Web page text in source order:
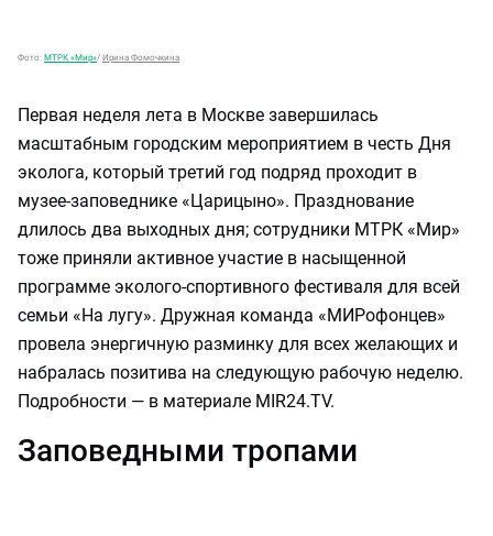
Фото: МТРК «Мир»/ Ирина Фомочкина
Первая неделя лета в Москве завершилась
масштабным городским мероприятием в честь Дня
эколога, который третий год подряд проходит в
музее‑заповеднике «Царицыно». Празднование
длилось два выходных дня; сотрудники МТРК «Мир»
тоже приняли активное участие в насыщенной
программе эколого‑спортивного фестиваля для всей
семьи «На лугу». Дружная команда «МИРофонцев»
провела энергичную разминку для всех желающих и
набралась позитива на следующую рабочую неделю.
Подробности — в материале MIR24.TV.
Заповедными тропами